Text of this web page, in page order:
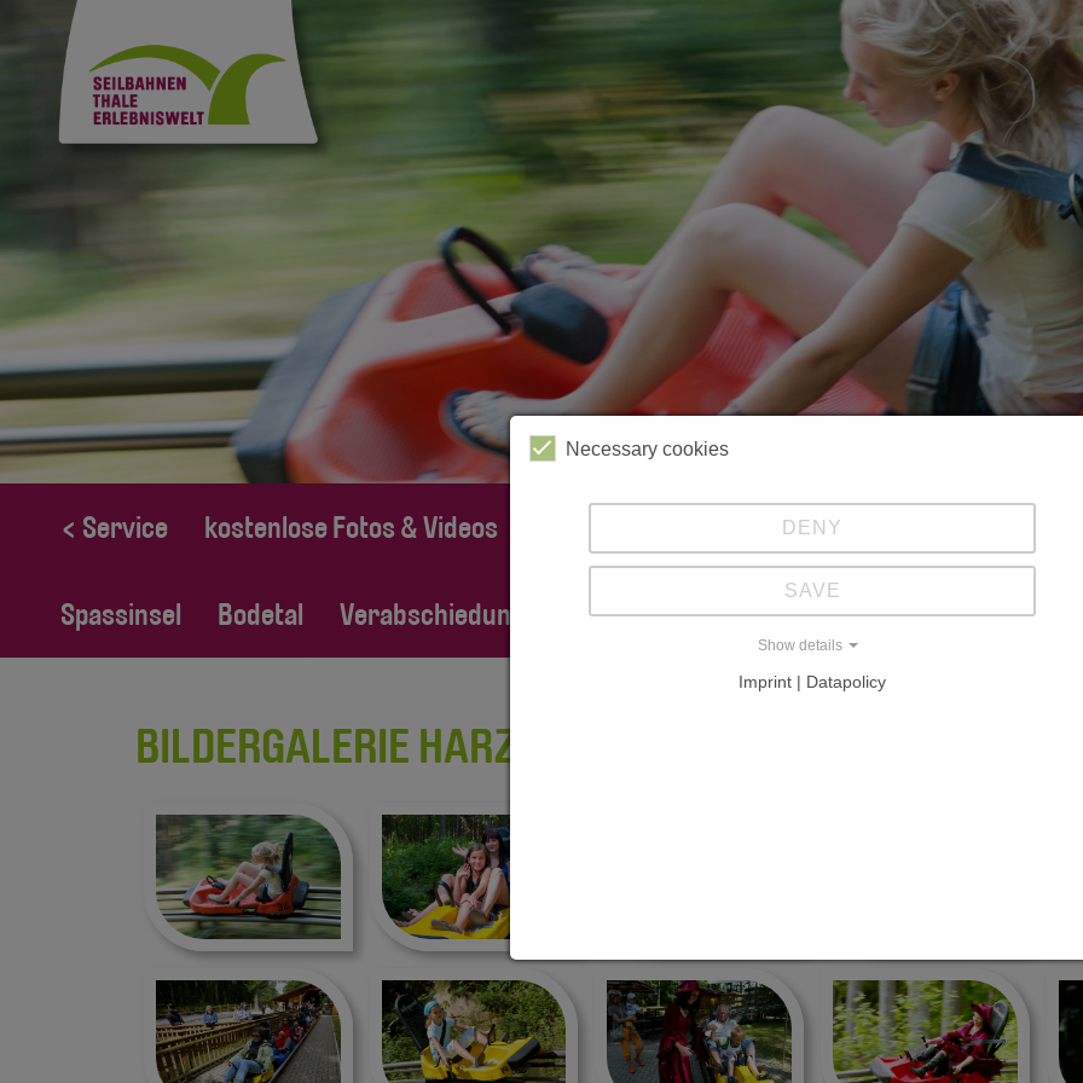
< Service kostenlose Fotos & Videos Kabinenbahn Sessellift
Spassinsel Bodetal Verabschiedung Familie Tietz
BILDERGALERIE HARZBOB
Necessary cookies
DENY
SAVE
Show details
Imprint | Datapolicy